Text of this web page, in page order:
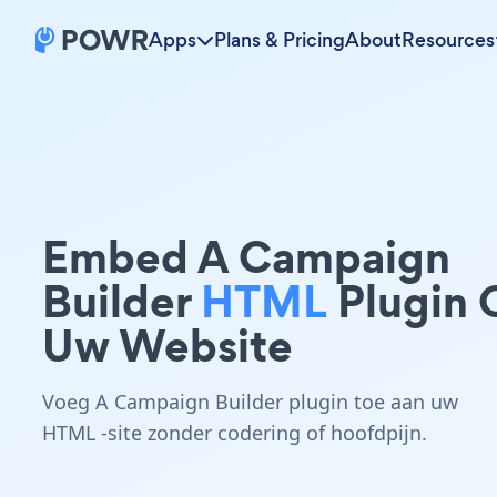
Apps Plans & PricingAboutResources
Embed A Campaign
BuilderHTMLPlugin
Uw Website
Voeg A Campaign Builder plugin toe aan uw
HTML -site zonder codering of hoofdpijn.